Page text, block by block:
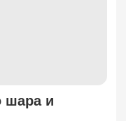
шара и